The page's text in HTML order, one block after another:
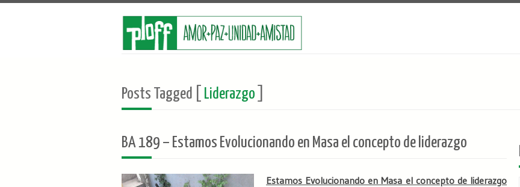
Posts Tagged [ Liderazgo
BA 189 – Estamos Evolucionando en Masa el concepto de liderazgo
Estamos Evolucionando en Masa el concepto de liderazgo